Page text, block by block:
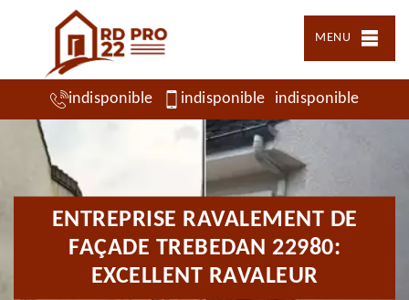
MENU
indisponible indisponible indisponible
ENTREPRISE RAVALEMENT DE
FAÇADE TREBEDAN 22980:
EXCELLENT RAVALEUR